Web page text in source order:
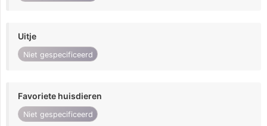
Uitje
Niet gespecificeerd
Favoriete huisdieren
Niet gespecificeerd